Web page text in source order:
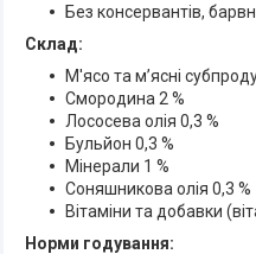
Без консервантів,
Склад:
М'ясо та м’ясні
Смородина 2 %
Лососева олія 0,3 %
Бульйон 0,3 %
Мінерали 1 %
Соняшникова олія 0,3 %
Вітаміни та добавки
Норми годування: